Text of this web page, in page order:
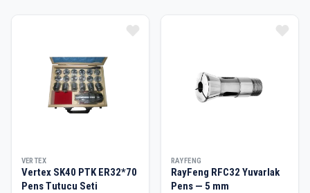
VERTEX
Vertex SK40 PTK ER32*70
Pens Tutucu Seti
RAYFENG
RayFeng RFC32 Yuvarlak
Pens — 5 mm